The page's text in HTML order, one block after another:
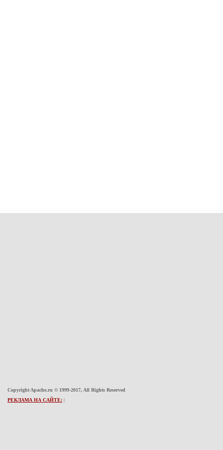
Copyright Apache.ru © 1999-2017, All Rights Reserved
РЕКЛАМА НА САЙТЕ: |